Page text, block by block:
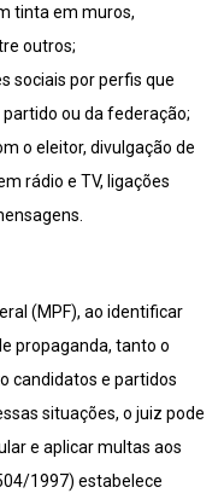
tinta em muros,
outros;
sociais por perfis que
ou da federação;
o eleitor, divulgação de
rádio e TV, ligações
(MPF), ao identificar
propaganda, tanto o
candidatos e partidos
situações, o juiz pode
e aplicar multas aos
1997) estabelece